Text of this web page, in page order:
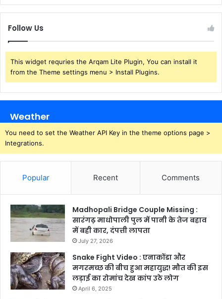
Follow Us
This widget requries the Arqam Lite Plugin, You can install it
from the Theme settings menu > Install Plugins.
Weather
You need to set the Weather API Key in the theme options page >
Integrations.
Popular Recent Comments
Madhopali Bridge Couple Missing :
सारंगढ़ माधोपाली पुल में पानी के तेज बहाव
में बही कार, दंपत्ती लापता
July 27, 2026
Snake Fight Video : एनाकोंडा और
मगरमच्छ की बीच हुआ महायुद्ध! मौत की इस
लड़ाई का रोमांच देख कांप उठे लोग
April 6, 2025